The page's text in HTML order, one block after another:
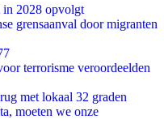
in 2028 opvolgt
grensaanval door migranten
terrorisme veroordeelden
met lokaal 32 graden
moeten we onze